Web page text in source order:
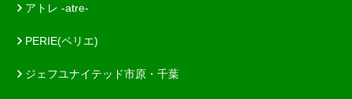
アトレ -atre-
PERIE(ペリエ)
ジェフユナイテッド市原・千葉